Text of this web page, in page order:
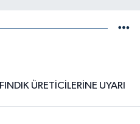
FINDIK ÜRETİCİLERİNE UYARI